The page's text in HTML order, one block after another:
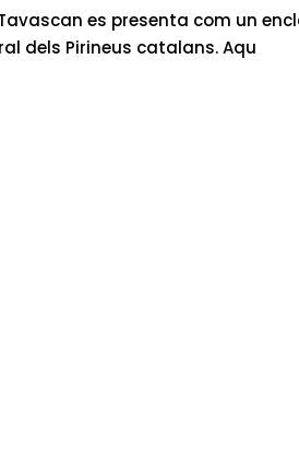
es presenta com un
dels Pirineus catalans. Aqu